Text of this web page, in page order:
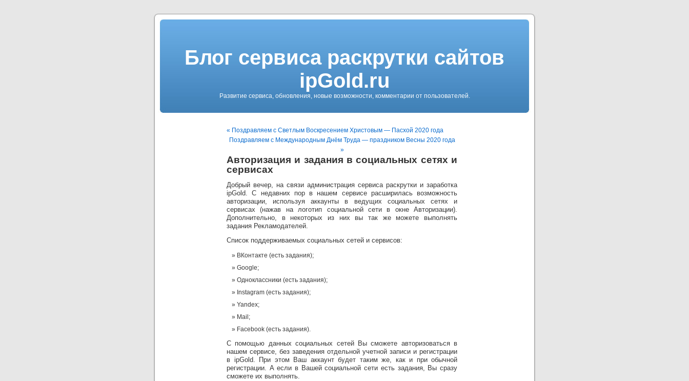
Блог сервиса раскрутки сайтов
ipGold.ru
Развитие сервиса, обновления, новые возможности, комментарии от пользователей.
« Поздравляем с Светлым Воскресением Христовым — Пасхой 2020 года
Поздравляем с Международным Днём Труда — праздником Весны 2020 года
»
Авторизация и задания в социальных сетях и
сервисах
Добрый вечер, на связи администрация сервиса раскрутки и заработка
ipGold. С недавних пор в нашем сервисе расширилась возможность
авторизации, используя аккаунты в ведущих социальных сетях и
сервисах (нажав на логотип социальной сети в окне Авторизации).
Дополнительно, в некоторых из них вы так же можете выполнять
задания Рекламодателей.
Список поддерживаемых социальных сетей и сервисов:
ВКонтакте (есть задания);
Google;
Одноклассники (есть задания);
Instagram (есть задания);
Yandex;
Mail;
Facebook (есть задания).
С помощью данных социальных сетей Вы сможете авторизоваться в
нашем сервисе, без заведения отдельной учетной записи и регистрации
в ipGold. При этом Ваш аккаунт будет таким же, как и при обычной
регистрации. А если в Вашей социальной сети есть задания, Вы сразу
сможете их выполнять.